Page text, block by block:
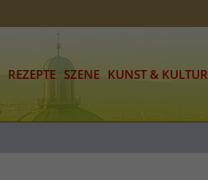
REZEPTE SZENE KUNST & KULTUR